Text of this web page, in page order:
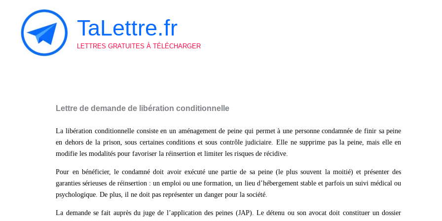
TaLettre.fr
LETTRES GRATUITES À TÉLÉCHARGER
Lettre de demande de libération conditionnelle
La libération conditionnelle consiste en un aménagement de peine qui permet à une personne condamnée de finir sa peine
en dehors de la prison, sous certaines conditions et sous contrôle judiciaire. Elle ne supprime pas la peine, mais elle en
modifie les modalités pour favoriser la réinsertion et limiter les risques de récidive.
Pour en bénéficier, le condamné doit avoir exécuté une partie de sa peine (le plus souvent la moitié) et présenter des
garanties sérieuses de réinsertion : un emploi ou une formation, un lieu d’hébergement stable et parfois un suivi médical ou
psychologique. De plus, il ne doit pas représenter un danger pour la société.
La demande se fait auprès du juge de l’application des peines (JAP). Le détenu ou son avocat doit constituer un dossier